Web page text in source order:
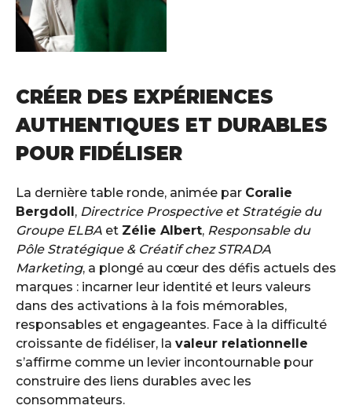
CRÉER DES EXPÉRIENCES
AUTHENTIQUES ET DURABLES
POUR FIDÉLISER
La dernière table ronde, animée par Coralie
Bergdoll, Directrice Prospective et Stratégie du
Groupe ELBA et Zélie Albert, Responsable du
Pôle Stratégique & Créatif chez STRADA
Marketing, a plongé au cœur des défis actuels des
marques : incarner leur identité et leurs valeurs
dans des activations à la fois mémorables,
responsables et engageantes. Face à la difficulté
croissante de fidéliser, la valeur relationnelle
s’affirme comme un levier incontournable pour
construire des liens durables avec les
consommateurs.